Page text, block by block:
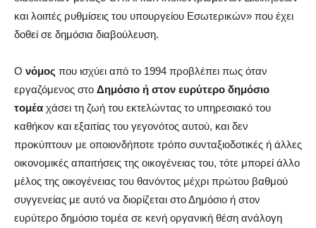
και λοιπές ρυθμίσεις του υπουργείου Εσωτερικών» που έχει
δοθεί σε δημόσια διαβούλευση.
Ο νόμος που ισχύει από το 1994 προβλέπει πως όταν
εργαζόμενος στο Δημόσιο ή στον ευρύτερο δημόσιο
τομέα χάσει τη ζωή του εκτελώντας το υπηρεσιακό του
καθήκον και εξαιτίας του γεγονότος αυτού, και δεν
προκύπτουν με οποιονδήποτε τρόπο συνταξιοδοτικές ή άλλες
οικονομικές απαιτήσεις της οικογένειας του, τότε μπορεί άλλο
μέλος της οικογένειας του θανόντος μέχρι πρώτου βαθμού
συγγενείας με αυτό να διορίζεται στο Δημόσιο ή στον
ευρύτερο δημόσιο τομέα σε κενή οργανική θέση ανάλογη